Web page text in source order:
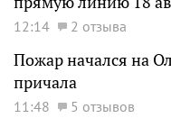
12:14 2 отзыва
Пожар начался на
причала
11:48 5 отзывов